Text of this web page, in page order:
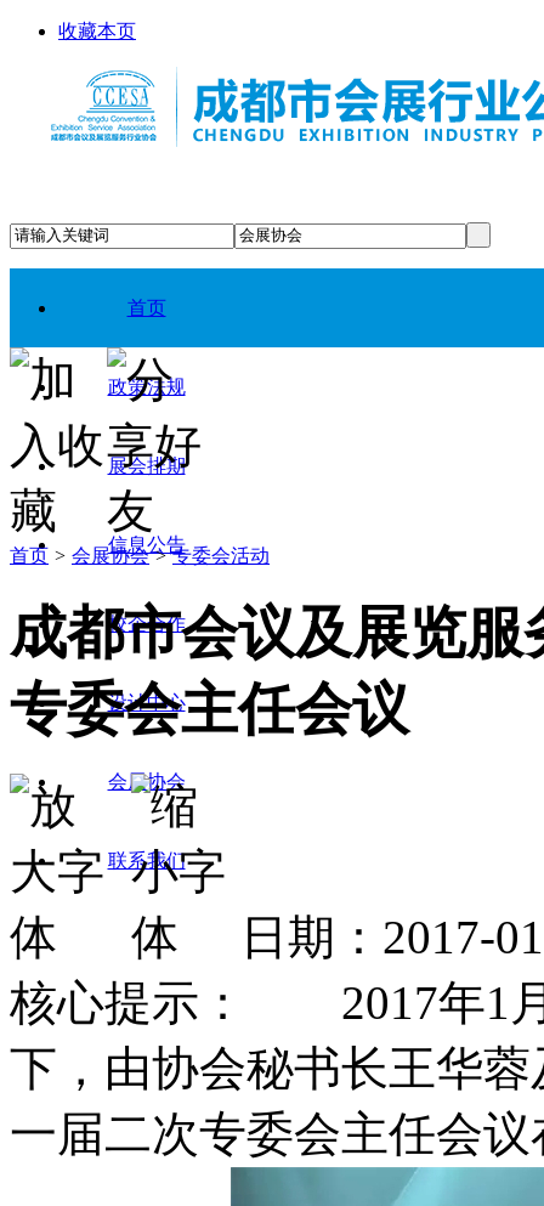
收藏本页
首页
政策法规
展会排期
信息公告
校企合作
设计中心
会展协会
联系我们
首页 > 会展协会 > 专委会活动
成都市会议及展览
专委会主任会议
日期：2017-
核心提示： 2017年1月
下，由协会秘书长王华
一届二次专委会主任会